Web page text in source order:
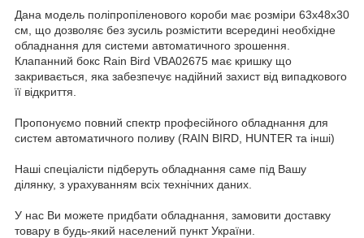
Дана модель поліпропіленового короби має розміри 63x48x30
см, що дозволяє без зусиль розмістити всередині необхідне
обладнання для системи автоматичного зрошення.
Клапанний бокс Rain Bird VBA02675 має кришку що
закривається, яка забезпечує надійний захист від випадкового
її відкриття.
Пропонуємо повний спектр професійного обладнання для
систем автоматичного поливу (RAIN BIRD, HUNTER та інші)
Наші спеціалісти підберуть обладнання саме під Вашу
ділянку, з урахуванням всіх технічних даних.
У нас Ви можете придбати обладнання, замовити доставку
товару в будь-який населений пункт України.